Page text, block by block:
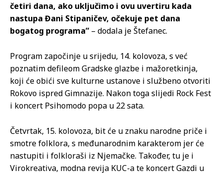
četiri dana, ako uključimo i ovu uvertiru kada
nastupa Đani Stipaničev, očekuje pet dana
bogatog programa” – dodala je Štefanec.
Program započinje u srijedu, 14. kolovoza, s već
poznatim defileom Gradske glazbe i mažoretkinja,
koji će obići sve kulturne ustanove i službeno otvoriti
Rokovo ispred Gimnazije. Nakon toga slijedi Rock Fest
i koncert Psihomodo popa u 22 sata.
Četvrtak, 15. kolovoza, bit će u znaku narodne priče i
smotre folklora, s međunarodnim karakterom jer će
nastupiti i folkloraši iz Njemačke. Također, tu je i
Virokreativa, modna revija KUC-a te koncert Gazdi u